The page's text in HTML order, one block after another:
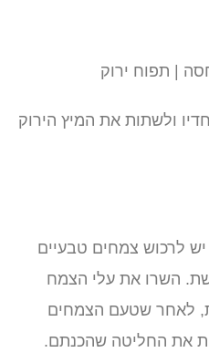
| תפוח ירוק
ולשתות את המיץ הירוק
לרכוש צמחים טבעיים
השרו את עלי הצמח
למשך 10 דקות, לאחר שטעם הצמחים
את החליטה שהכנתם.